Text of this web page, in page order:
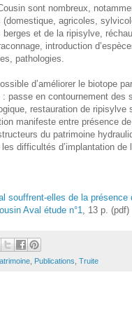
sont nombreux,
agricoles,
et de la ripisylve,
introduction
pathologies.
d’améliorer le biotope
passe en contournement des
restauration de ripisylve
manifeste entre présence
du patrimoine
difficultés d’implantation de
souffrent-elles de la présence
Aval étude n°1
, 13 p. (pdf)
Publications Truite